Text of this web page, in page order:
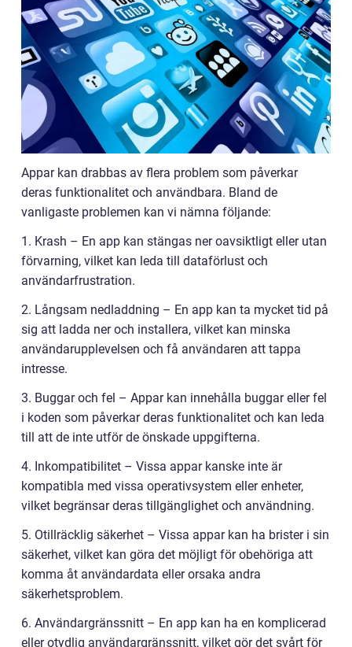
Appar kan drabbas av flera problem som påverkar
deras funktionalitet och användbara. Bland de
vanligaste problemen kan vi nämna följande:
1. Krash – En app kan stängas ner oavsiktligt eller utan
förvarning, vilket kan leda till dataförlust och
användarfrustration.
2. Långsam nedladdning – En app kan ta mycket tid på
sig att ladda ner och installera, vilket kan minska
användarupplevelsen och få användaren att tappa
intresse.
3. Buggar och fel – Appar kan innehålla buggar eller fel
i koden som påverkar deras funktionalitet och kan leda
till att de inte utför de önskade uppgifterna.
4. Inkompatibilitet – Vissa appar kanske inte är
kompatibla med vissa operativsystem eller enheter,
vilket begränsar deras tillgänglighet och användning.
5. Otillräcklig säkerhet – Vissa appar kan ha brister i sin
säkerhet, vilket kan göra det möjligt för obehöriga att
komma åt användardata eller orsaka andra
säkerhetsproblem.
6. Användargränssnitt – En app kan ha en komplicerad
eller otydlig användargränssnitt, vilket gör det svårt för